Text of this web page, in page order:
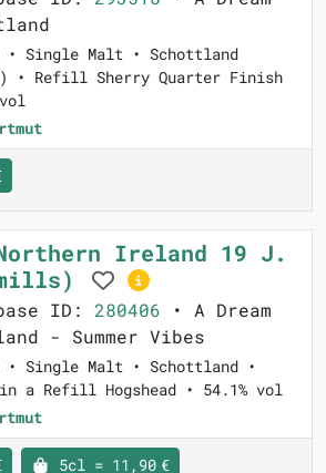
• Single Malt • Schottland
• Refill Sherry Quarter Finish
Northern Ireland 19 J.
ID: 280406 • A Dream
- Summer Vibes
• Single Malt • Schottland •
a Refill Hogshead • 54.1% vol
5cl = 11,90 €